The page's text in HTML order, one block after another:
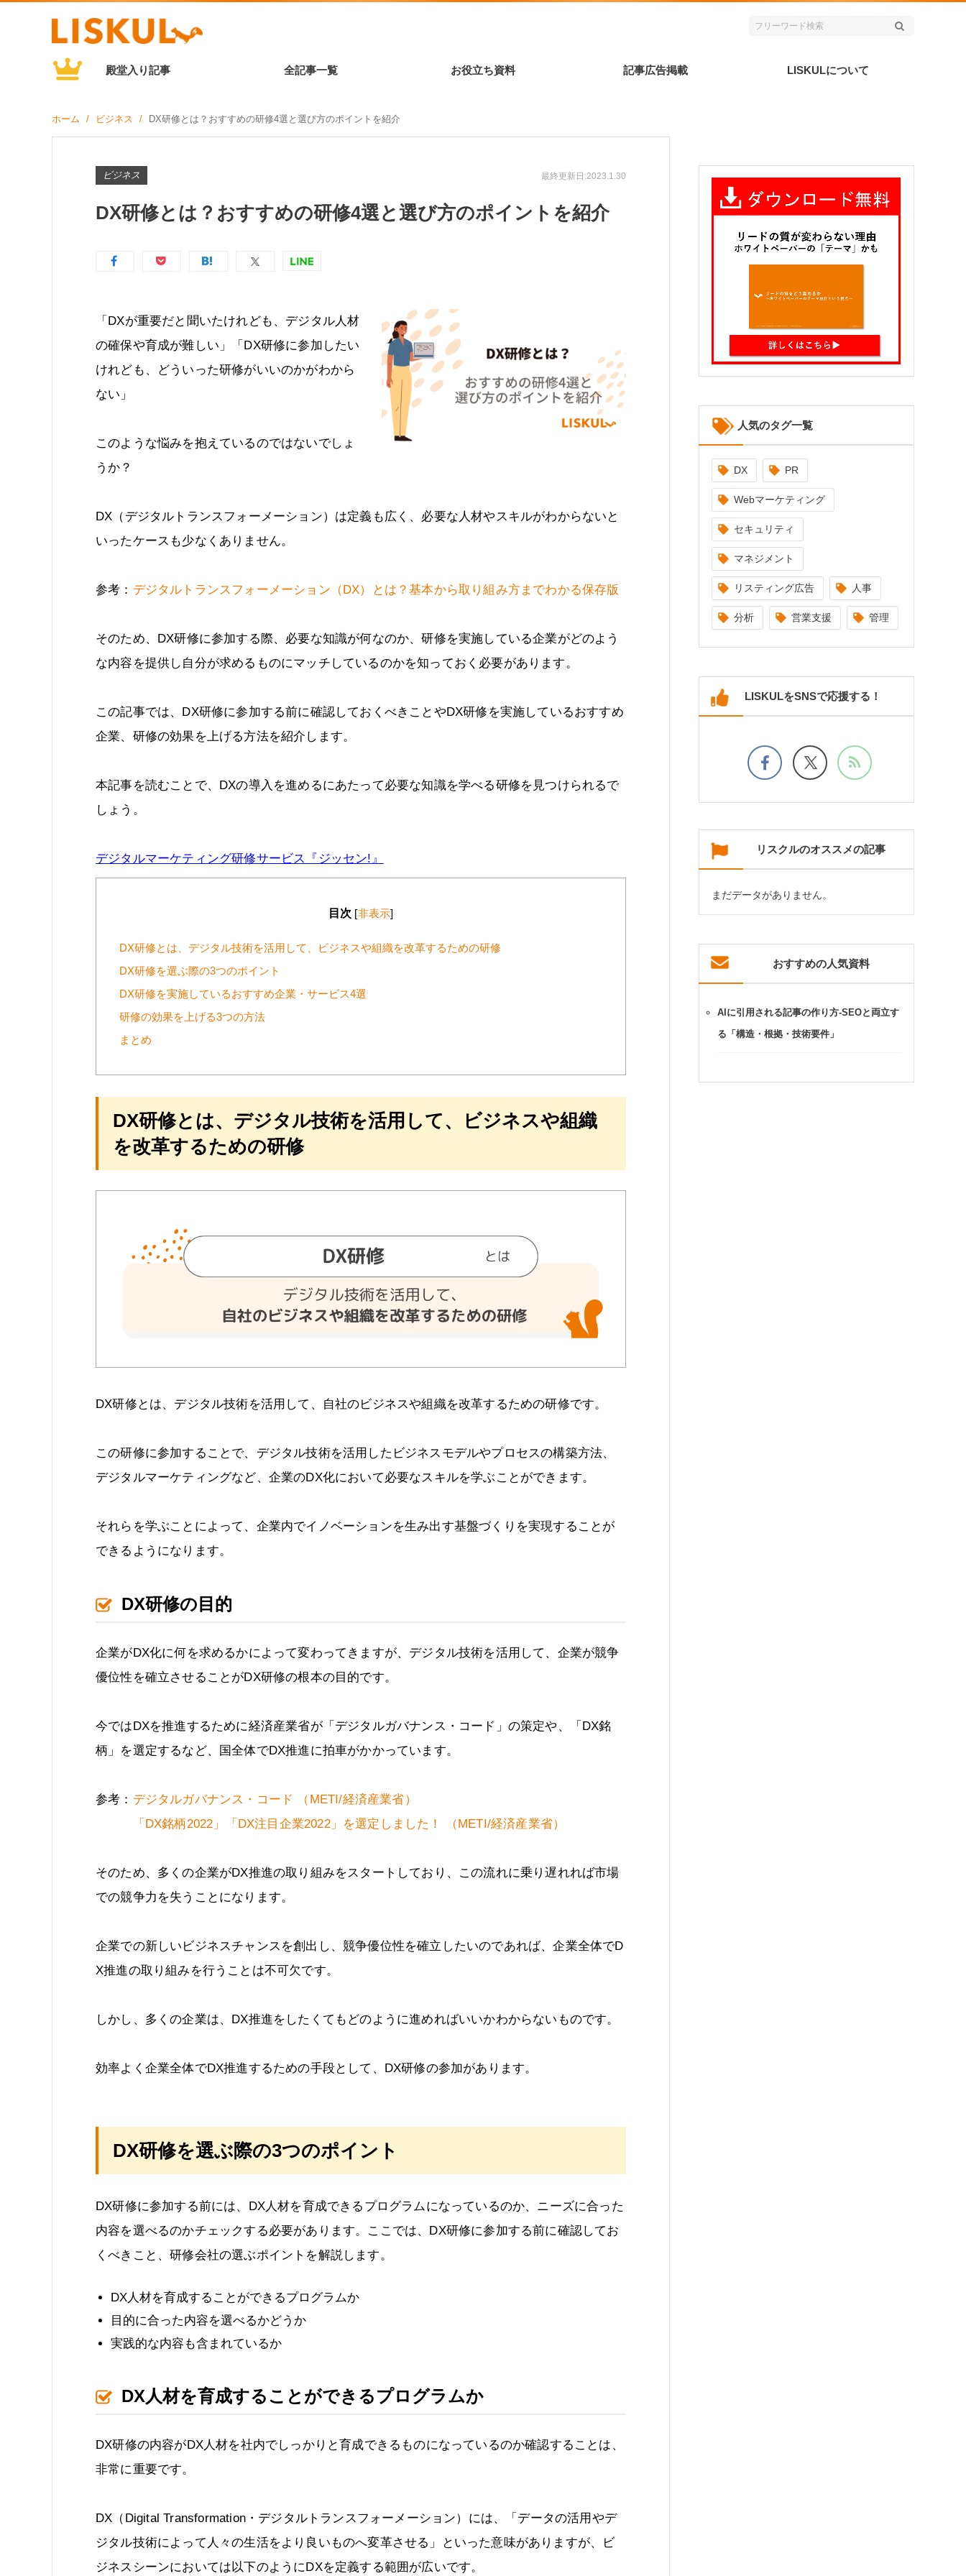
殿堂入り記事 全記事一覧 お役立ち資料 記事広告掲載 LISKULについて
ホーム ビジネス DX研修とは？おすすめの研修4選と選び方のポイントを紹介
ビジネス 最終更新日:2023.1.30
DX研修とは？おすすめの研修4選と選び方のポイントを紹介
「DXが重要だと聞いたけれども、デジタル人材
の確保や育成が難しい」「DX研修に参加したい
けれども、どういった研修がいいのかがわから
ない」
このような悩みを抱えているのではないでしょ
うか？
DX（デジタルトランスフォーメーション）は定義も広く、必要な人材やスキルがわからないと
いったケースも少なくありません。
参考： デジタルトランスフォーメーション（DX）とは？基本から取り組み方までわかる保存版
そのため、DX研修に参加する際、必要な知識が何なのか、研修を実施している企業がどのよう
な内容を提供し自分が求めるものにマッチしているのかを知っておく必要があります。
この記事では、DX研修に参加する前に確認しておくべきことやDX研修を実施しているおすすめ
企業、研修の効果を上げる方法を紹介します。
本記事を読むことで、DXの導入を進めるにあたって必要な知識を学べる研修を見つけられるで
しょう。
デジタルマーケティング研修サービス『ジッセン!』
目次 [非表示]
DX研修とは、デジタル技術を活用して、ビジネスや組織を改革するための研修
DX研修を選ぶ際の3つのポイント
DX研修を実施しているおすすめ企業・サービス4選
研修の効果を上げる3つの方法
まとめ
DX研修とは、デジタル技術を活用して、ビジネスや組織
を改革するための研修
DX研修とは、デジタル技術を活用して、自社のビジネスや組織を改革するための研修です。
この研修に参加することで、デジタル技術を活用したビジネスモデルやプロセスの構築方法、
デジタルマーケティングなど、企業のDX化において必要なスキルを学ぶことができます。
それらを学ぶことによって、企業内でイノベーションを生み出す基盤づくりを実現することが
できるようになります。
DX研修の目的
企業がDX化に何を求めるかによって変わってきますが、デジタル技術を活用して、企業が競争
優位性を確立させることがDX研修の根本の目的です。
今ではDXを推進するために経済産業省が「デジタルガバナンス・コード」の策定や、「DX銘
柄」を選定するなど、国全体でDX推進に拍車がかかっています。
参考： デジタルガバナンス・コード （METI/経済産業省）
「DX銘柄2022」「DX注目企業2022」を選定しました！ （METI/経済産業省）
そのため、多くの企業がDX推進の取り組みをスタートしており、この流れに乗り遅れれば市場
での競争力を失うことになります。
企業での新しいビジネスチャンスを創出し、競争優位性を確立したいのであれば、企業全体でD
X推進の取り組みを行うことは不可欠です。
しかし、多くの企業は、DX推進をしたくてもどのように進めればいいかわからないものです。
効率よく企業全体でDX推進するための手段として、DX研修の参加があります。
DX研修を選ぶ際の3つのポイント
DX研修に参加する前には、DX人材を育成できるプログラムになっているのか、ニーズに合った
内容を選べるのかチェックする必要があります。ここでは、DX研修に参加する前に確認してお
くべきこと、研修会社の選ぶポイントを解説します。
DX人材を育成することができるプログラムか
目的に合った内容を選べるかどうか
実践的な内容も含まれているか
DX人材を育成することができるプログラムか
DX研修の内容がDX人材を社内でしっかりと育成できるものになっているのか確認することは、
非常に重要です。
DX（Digital Transformation・デジタルトランスフォーメーション）には、「データの活用やデ
ジタル技術によって人々の生活をより良いものへ変革させる」といった意味がありますが、ビ
ジネスシーンにおいては以下のようにDXを定義する範囲が広いです。
人気のタグ一覧
DX PR
Webマーケティング
セキュリティ
マネジメント
リスティング広告 人事
分析 営業支援 管理
LISKULをSNSで応援する！
リスクルのオススメの記事
まだデータがありません。
おすすめの人気資料
AIに引用される記事の作り方-SEOと両立す
る「構造・根拠・技術要件」